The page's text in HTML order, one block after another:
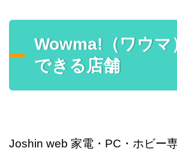
Wowma!（ワウマ
できる店舗
Joshin web 家電・PC・ホビー